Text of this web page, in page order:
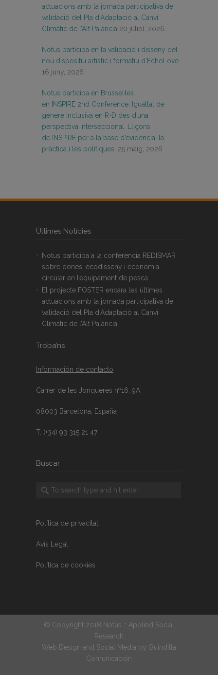
actuacions amb la jornada participativa de
validació del Pla d’Adaptació al Canvi
Climàtic de l’Alt Palància 20 juliol, 2026
Notus participa en la validació i disseny del
nou dispositiu artístic i formatiu d’EchoLove
16 juny, 2026
Notus participa en Brussel·les
en INSPIRE 2nd Conference: Igualtat de
gènere inclusiva en R+D des d’una
perspectiva interseccional. Lliçons
de INSPIRE per a la base d’evidència, la
pràctica i les polítiques. 25 maig, 2026
Últimes Notícies
Notus participa a la conferència REDISMAR
sobre dones, ecodisseny i economia
circular en l’equipament de pesca
El projecte FOSTER encara les últimes
actuacions amb la jornada participativa de
validació del Pla d’Adaptació al Canvi
Climàtic de l’Alt Palància
Troba’ns
Información de contacto
Carrer de les Jonqueres nº16, 9A
08003 Barcelona, España
T. (+34) 93 315 21 47
Buscar
Política de privacitat
Avís Legal
Política de cookies
© Copyright 2018 Notus :: Applied Social
Research
Web Design and Social Media by Guindilla
Comunicación